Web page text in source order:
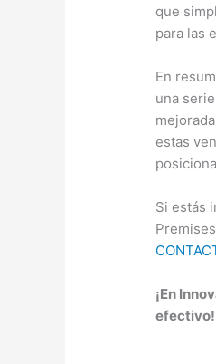
que
para las
En
una
estas
Si estás
¡En
efectivo!